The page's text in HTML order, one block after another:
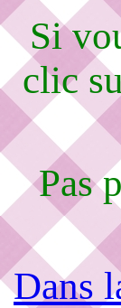
Si
clic
Pas
Dans